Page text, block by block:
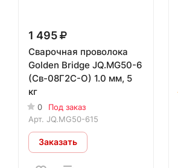
1 495
Сварочная проволока
Golden Bridge JQ.MG50-6
(Св-08Г2С-О) 1.0 мм, 5
кг
0
Под заказ
Арт. JQ.MG50-615
Заказать